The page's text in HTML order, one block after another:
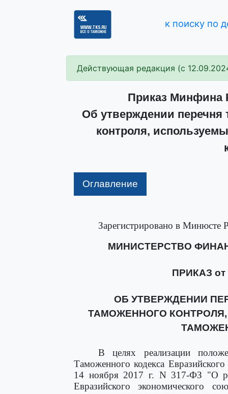
к поиску по
Действующая редакция (с
Приказ Минфина
Об утверждении перечня
контроля,
Оглавление
Зарегистрировано в Минюсте
МИНИСТЕРСТВО
ПРИКАЗ от
ОБ УТВЕРЖДЕНИИ
ТАМОЖЕННОГО
В целях реализации
Таможенного кодекса
14 ноября 2017 г. N 317-ФЗ "О
Евразийского экономического